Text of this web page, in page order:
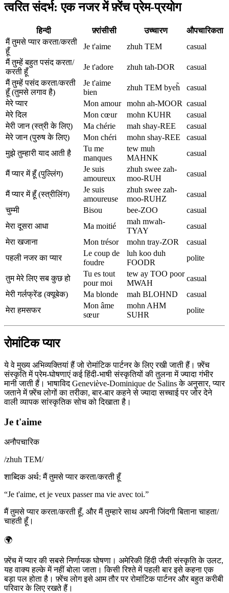
त्वरित संदर्भ: एक नजर में फ़्रेंच प्रेम-प्रयोग
हिन्दी फ़्रांसीसी उच्चारण
औपचारिकता
मैं तुमसे प्यार करता/करती
हूँ
Je t'aime zhuh TEM
casual
मैं तुम्हें बहुत पसंद करता/
करती हूँ
Je t'adore zhuh tah-DOR
casual
मैं तुम्हें पसंद करता/करती
हूँ (तुमसे लगाव है)
Je t'aime
bien
zhuh TEM byeh̃
casual
मेरे प्यार
Mon amour mohn ah-MOOR casual
मेरे दिल
Mon cœur mohn KUHR
casual
मेरी जान (स्त्री के लिए)
Ma chérie mah shay-REE
casual
मेरे जान (पुरुष के लिए)
Mon chéri mohn shay-REE
casual
मुझे तुम्हारी याद आती है
Tu me
manques
tew muh
MAHNK
casual
मैं प्यार में हूँ (पुल्लिंग)
Je suis
amoureux
zhuh swee zah-
moo-RUH
casual
मैं प्यार में हूँ (स्त्रीलिंग)
Je suis
amoureuse
zhuh swee zah-
moo-RUHZ
casual
चुम्मी
Bisou bee-ZOO
casual
मेरा दूसरा आधा
Ma moitié
mah mwah-
TYAY
casual
मेरा खजाना
Mon trésor mohn tray-ZOR
casual
पहली नजर का प्यार
Le coup de
foudre
luh koo duh
FOODR
polite
तुम मेरे लिए सब कुछ हो
Tu es tout
pour moi
tew ay TOO poor
MWAH
casual
मेरी गर्लफ्रेंड (क्यूबेक)
Ma blonde mah BLOHND
casual
मेरा हमसफर
Mon âme
sœur
mohn AHM
SUHR
polite
रोमांटिक प्यार
ये वे मुख्य अभिव्यक्तियां हैं जो रोमांटिक पार्टनर के लिए रखी जाती हैं। फ़्रेंच
संस्कृति में प्रेम-घोषणाएं कई हिंदी-भाषी संस्कृतियों की तुलना में ज्यादा गंभीर
मानी जाती हैं। भाषाविद Geneviève-Dominique de Salins के अनुसार, प्यार
जताने में फ़्रेंच लोगों का तरीका, बार-बार कहने से ज्यादा सच्चाई पर जोर देने
वाली व्यापक सांस्कृतिक सोच को दिखाता है।
Je t'aime
अनौपचारिक
/zhuh TEM/
शाब्दिक अर्थ: मैं तुमसे प्यार करता/करती हूँ
“Je t'aime, et je veux passer ma vie avec toi.”
मैं तुमसे प्यार करता/करती हूँ, और मैं तुम्हारे साथ अपनी जिंदगी बिताना चाहता/
चाहती हूँ।
🌍
फ़्रेंच में प्यार की सबसे निर्णायक घोषणा। अमेरिकी हिंदी जैसी संस्कृति के उलट,
यह वाक्य हल्के में नहीं बोला जाता। किसी रिश्ते में पहली बार इसे कहना एक
बड़ा पल होता है। फ़्रेंच लोग इसे आम तौर पर रोमांटिक पार्टनर और बहुत करीबी
परिवार के लिए रखते हैं।